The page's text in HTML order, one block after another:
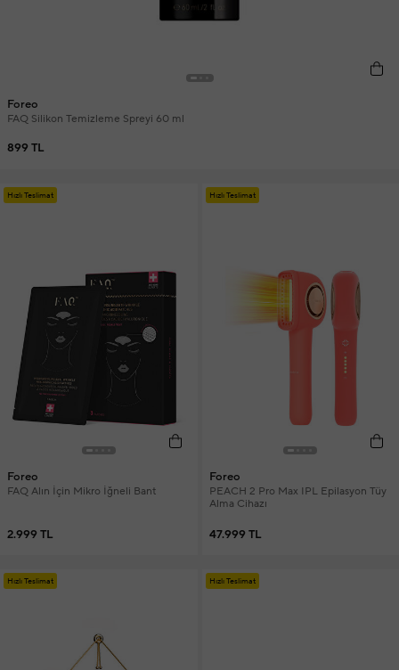
Foreo
FAQ Silikon Temizleme Spreyi 60 ml
899 TL
Hızlı Teslimat
Foreo
FAQ Alın İçin Mikro İğneli Bant
2.999 TL
Hızlı Teslimat
Foreo
PEACH 2 Pro Max IPL Epilasyon Tüy
Alma Cihazı
47.999 TL
Hızlı Teslimat Hızlı Teslimat